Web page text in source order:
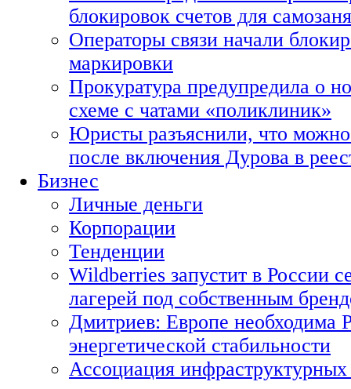
блокировок счетов для
Операторы связи начали
маркировки
Прокуратура предупредила о
схеме с чатами «поликлиник»
Юристы разъяснили, что можно
после включения Дурова в
Бизнес
Личные деньги
Корпорации
Тенденции
Wildberries запустит в России
лагерей под собственным
Дмитриев: Европе необходима
энергетической стабильности
Ассоциация